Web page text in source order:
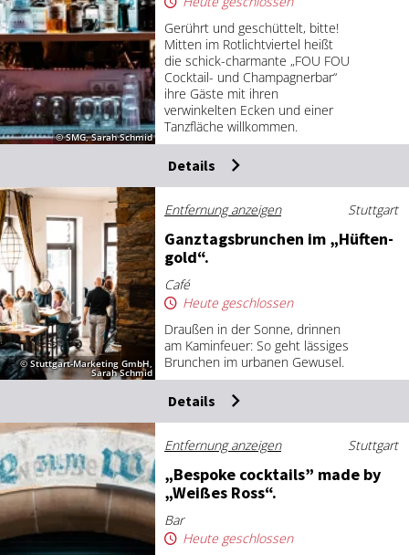
© SMG, Sarah Schmid
Gerührt und geschüttelt, bitte!
Mitten im Rotlichtviertel heißt
die schick-charmante „FOU FOU
Cocktail- und Champagnerbar“
ihre Gäste mit ihren
verwinkelten Ecken und einer
Tanzfläche willkommen.
Details
© Stuttgart-Marketing GmbH,
Sarah Schmid
Entfernung anzeigen Stuttgart
Ganz­tags­brun­chen im „Hüf­ten­
gold“.
Café
Heute geschlossen
Draußen in der Sonne, drinnen
am Kaminfeuer: So geht lässiges
Brunchen im urbanen Gewusel.
Details
Entfernung anzeigen Stuttgart
„Bes­po­ke cock­tails” ma­de by
„Wei­ßes Ross“.
Bar
Heute geschlossen